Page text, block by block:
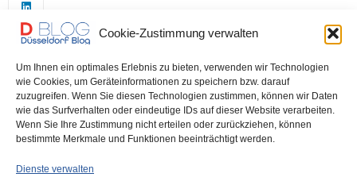
Cookie-Zustimmung verwalten
Um Ihnen ein optimales Erlebnis zu bieten, verwenden wir Technologien
wie Cookies, um Geräteinformationen zu speichern bzw. darauf
zuzugreifen. Wenn Sie diesen Technologien zustimmen, können wir Daten
wie das Surfverhalten oder eindeutige IDs auf dieser Website verarbeiten.
Wenn Sie Ihre Zustimmung nicht erteilen oder zurückziehen, können
bestimmte Merkmale und Funktionen beeinträchtigt werden.
Dienste verwalten